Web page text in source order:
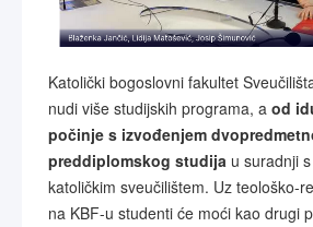
Katolički bogoslovni fakultet
nudi više studijskih programa, a od
počinje s izvođenjem
preddiplomskog studija u suradnji
katoličkim sveučilištem. Uz teološko-
na KBF-u studenti će moći kao drugi